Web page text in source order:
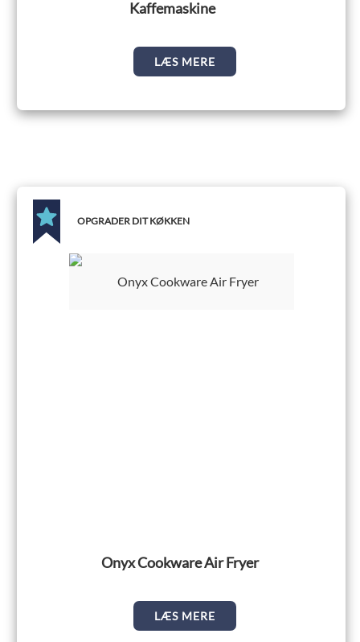
Kaffemaskine
LÆS MERE
OPGRADER DIT KØKKEN
Onyx Cookware Air Fryer
LÆS MERE